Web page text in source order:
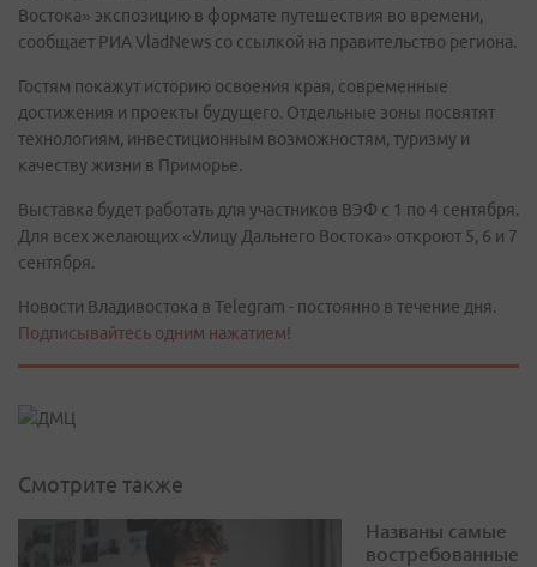
Востока» экспозицию в формате путешествия во времени,
сообщает РИА VladNews со ссылкой на правительство региона.
Гостям покажут историю освоения края, современные
достижения и проекты будущего. Отдельные зоны посвятят
технологиям, инвестиционным возможностям, туризму и
качеству жизни в Приморье.
Выставка будет работать для участников ВЭФ с 1 по 4 сентября.
Для всех желающих «Улицу Дальнего Востока» откроют 5, 6 и 7
сентября.
Новости Владивостока в Telegram - постоянно в течение дня.
Подписывайтесь одним нажатием!
Смотрите также
Названы самые
востребованные